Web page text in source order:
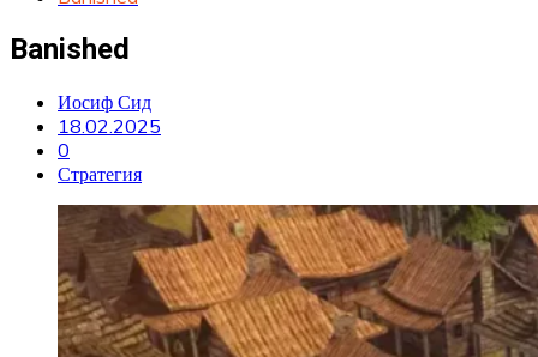
Banished
Иосиф Сид
18.02.2025
0
Стратегия